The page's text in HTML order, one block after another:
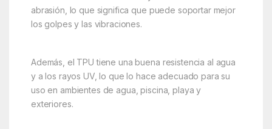
abrasión, lo que significa que puede soportar mejor
los golpes y las vibraciones.
Además, el TPU tiene una buena resistencia al agua
y a los rayos UV, lo que lo hace adecuado para su
uso en ambientes de agua, piscina, playa y
exteriores.